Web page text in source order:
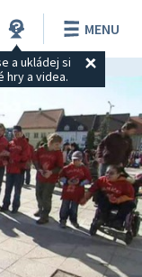
a ukládej si
hry a videa.
MENU